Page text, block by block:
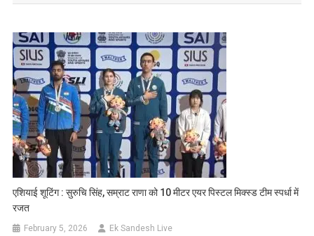
एशियाई शूटिंग : सुरुचि सिंह, सम्राट राणा को 10 मीटर एयर पिस्टल मिक्स्ड टीम स्पर्धा में
रजत
February 5, 2026 Ek Sandesh Live